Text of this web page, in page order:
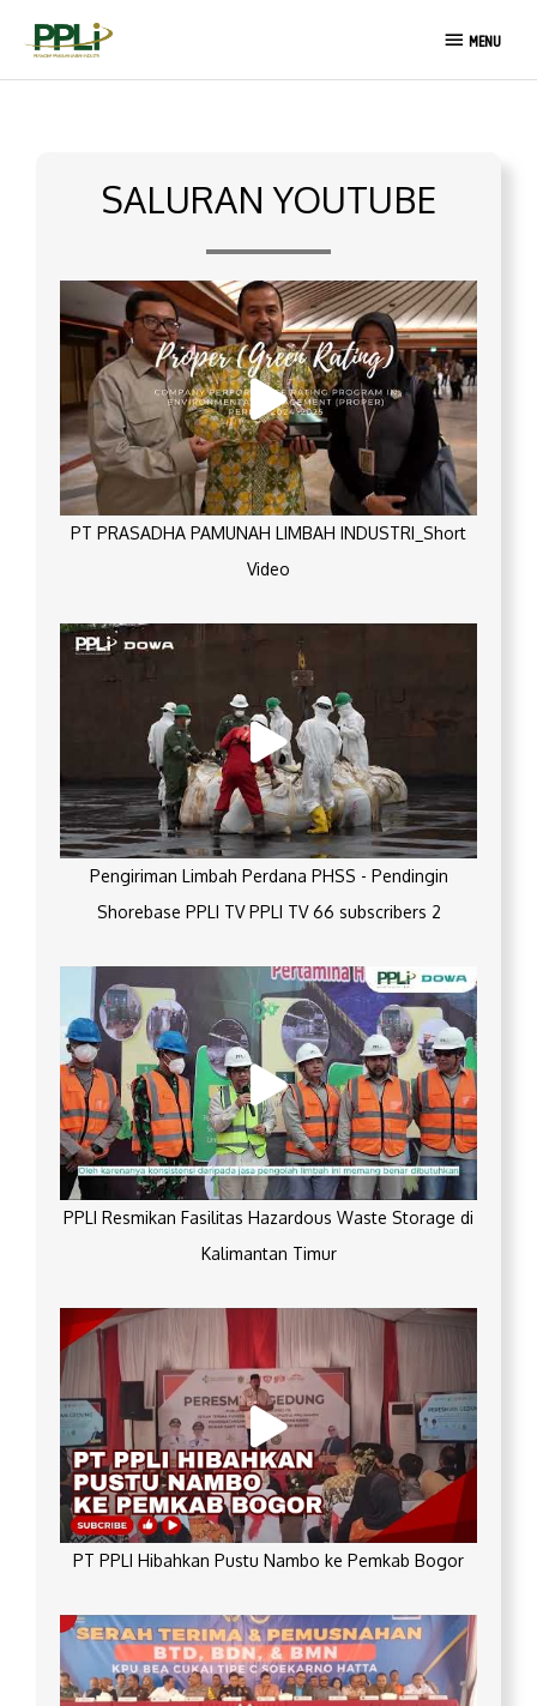
MENU
MENU
SALURAN YOUTUBE
PT PRASADHA PAMUNAH LIMBAH INDUSTRI_Short
Video
Pengiriman Limbah Perdana PHSS - Pendingin
Shorebase PPLI TV PPLI TV 66 subscribers 2
PPLI Resmikan Fasilitas Hazardous Waste Storage di
Kalimantan Timur
PT PPLI Hibahkan Pustu Nambo ke Pemkab Bogor